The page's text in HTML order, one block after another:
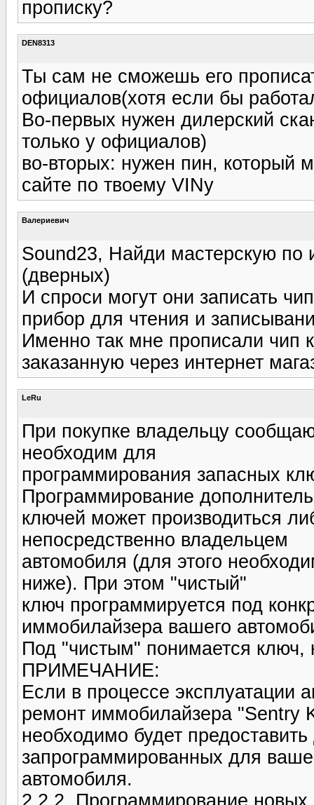
прописку?
DEN8313
Ты сам не сможешь его
официалов(хотя если бы
Во-первых нужен дилерский
только у официалов)
во-вторых: нужен пин, который
сайте по твоему VINу
Валериевич
Sound23, Найди мастерскую по
(дверных)
И спроси могут они записать
прибор для чтения и
Именно так мне прописали чип
заказанную через интернет
LeRu
При покупке владельцу
необходим для
программирования запасных
Программирование
ключей может производиться
непосредственно владельцем
автомобиля (для этого
ниже). При этом "чистый"
ключ программируется под
иммобилайзера вашего
Под "чистым" понимается ключ,
ПРИМЕЧАНИЕ:
Если в процессе эксплуатации
ремонт иммобилайзера "Sentry
необходимо будет
запрограммированных для
автомобиля.
2.2.2. Программирование новых